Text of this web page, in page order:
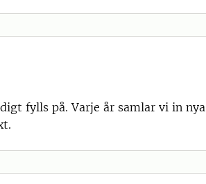
fylls på. Varje år samlar vi in nya